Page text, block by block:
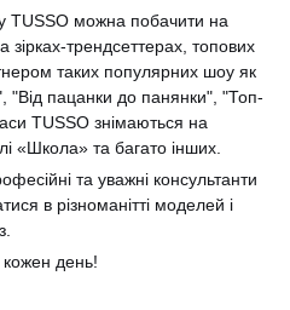
TUSSO можна побачити на
зірках-трендсеттерах, топових
таких популярних шоу як
"Від пацанки до панянки", "Топ-
TUSSO знімаються на
«Школа» та багато інших.
та уважні консультанти
в різноманітті моделей і
кожен день!